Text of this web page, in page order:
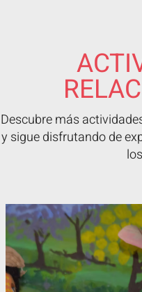
Descubre más
y sigue disfrutando de